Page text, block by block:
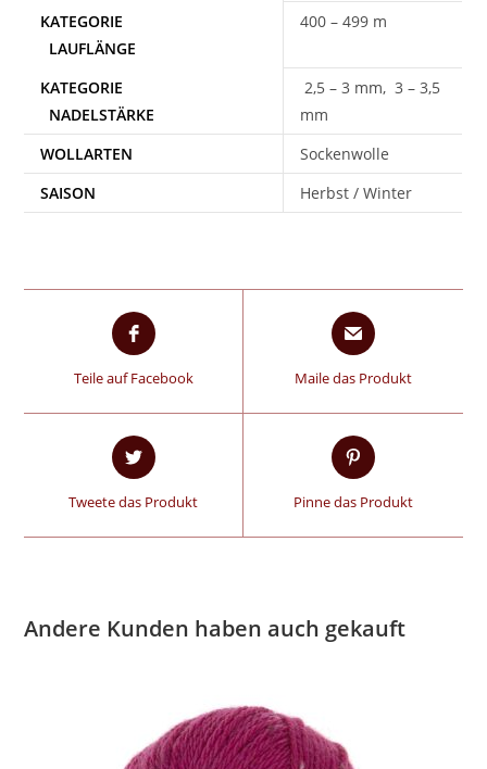
400 – 499 m
2,5 – 3 mm, 3 – 3,5
mm
WOLLARTEN
Sockenwolle
SAISON
Herbst / Winter
Teile auf Facebook Maile das Produkt
Tweete das Produkt Pinne das Produkt
Andere Kunden haben auch gekauft